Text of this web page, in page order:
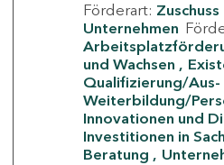
Förderart: Zuschuss
Unternehmen
und Wachsen
Qualifizierung/Aus-
Weiterbildung/
Innovationen und
Investitionen in
Beratung